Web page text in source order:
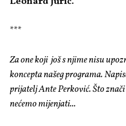
***
Za one koji još s njime nisu
koncepta našeg programa.
prijatelj Ante Perković. Što znači
nećemo mijenjati...